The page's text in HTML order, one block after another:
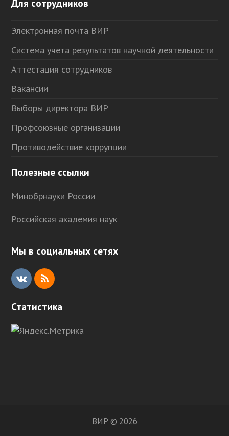
Для сотрудников
Электронная почта ВИР
Система учета результатов научной деятельности
Аттестация сотрудников
Вакансии
Выборы директора ВИР
Профсоюзные организации
Противодействие коррупции
Полезные ссылки
Минобрнауки России
Российская академия наук
Мы в социальных сетях
V
R
Статистика
ВИР © 2026